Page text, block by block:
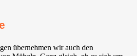
übernehmen wir auch den